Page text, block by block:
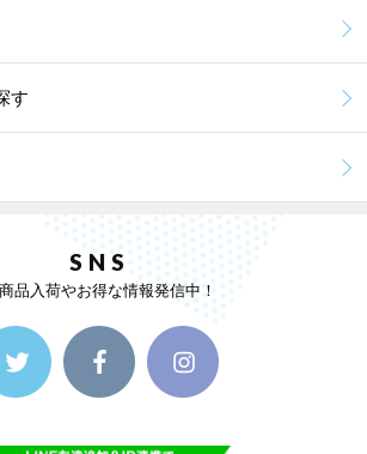
す
SNS
品入荷やお得な情報発信中！